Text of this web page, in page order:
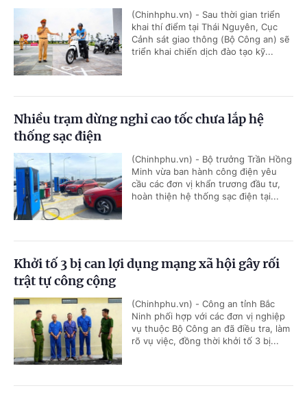
(Chinhphu.vn) - Sau thời gian triển
khai thí điểm tại Thái Nguyên, Cục
Cảnh sát giao thông (Bộ Công an) sẽ
triển khai chiến dịch đào tạo kỹ...
Nhiều trạm dừng nghỉ cao tốc chưa lắp hệ
thống sạc điện
(Chinhphu.vn) - Bộ trưởng Trần Hồng
Minh vừa ban hành công điện yêu
cầu các đơn vị khẩn trương đầu tư,
hoàn thiện hệ thống sạc điện tại...
Khởi tố 3 bị can lợi dụng mạng xã hội gây rối
trật tự công cộng
(Chinhphu.vn) - Công an tỉnh Bắc
Ninh phối hợp với các đơn vị nghiệp
vụ thuộc Bộ Công an đã điều tra, làm
rõ vụ việc, đồng thời khởi tố 3 bị...